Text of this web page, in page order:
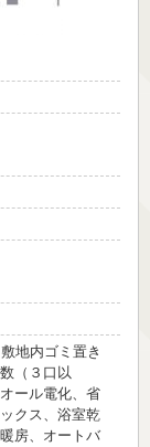
地内ゴミ置き
（３口以
ール電化、省
クス、浴室乾
房、オートバ